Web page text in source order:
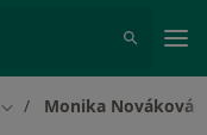
Změna města
Monika Nováková